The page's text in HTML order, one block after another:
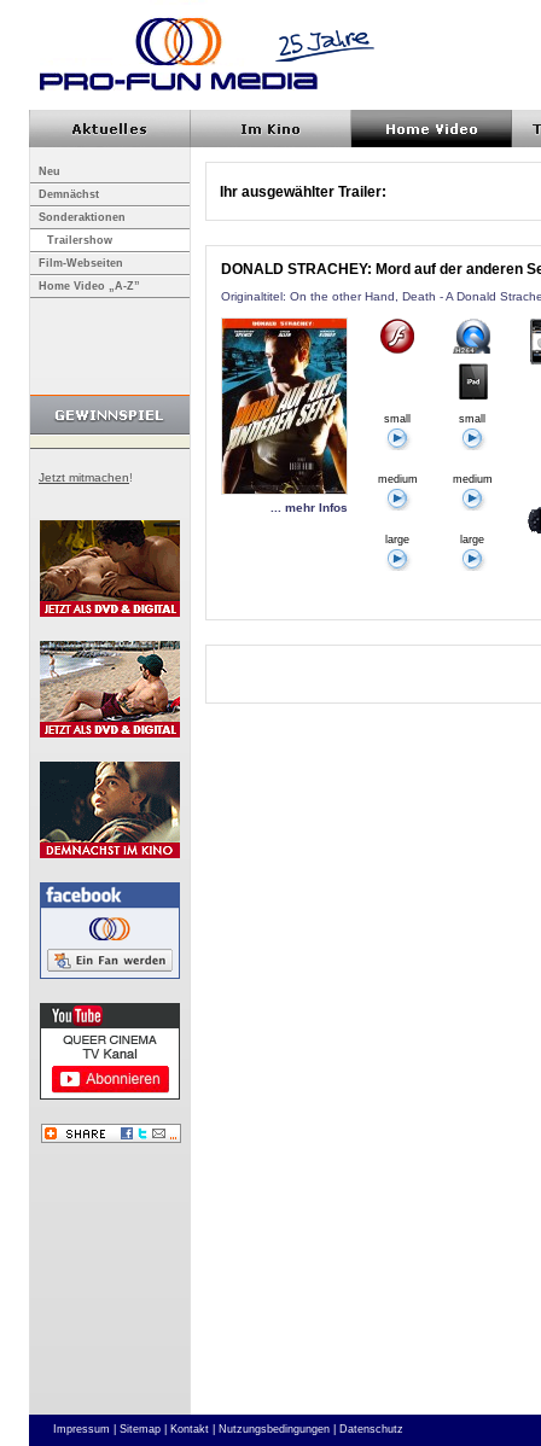
Neu
Demnächst
Sonderaktionen
Trailershow
Film-Webseiten
Home Video „A-Z”
Jetzt mitmachen!
Ihr ausgewählter Trailer:
DONALD STRACHEY: Mord auf der anderen
Originaltitel: On the other Hand, Death - A Donald
... mehr Infos
small
medium
large
small
medium
large
Impressum | Sitemap | Kontakt | Nutzungsbedingungen | Datenschutz